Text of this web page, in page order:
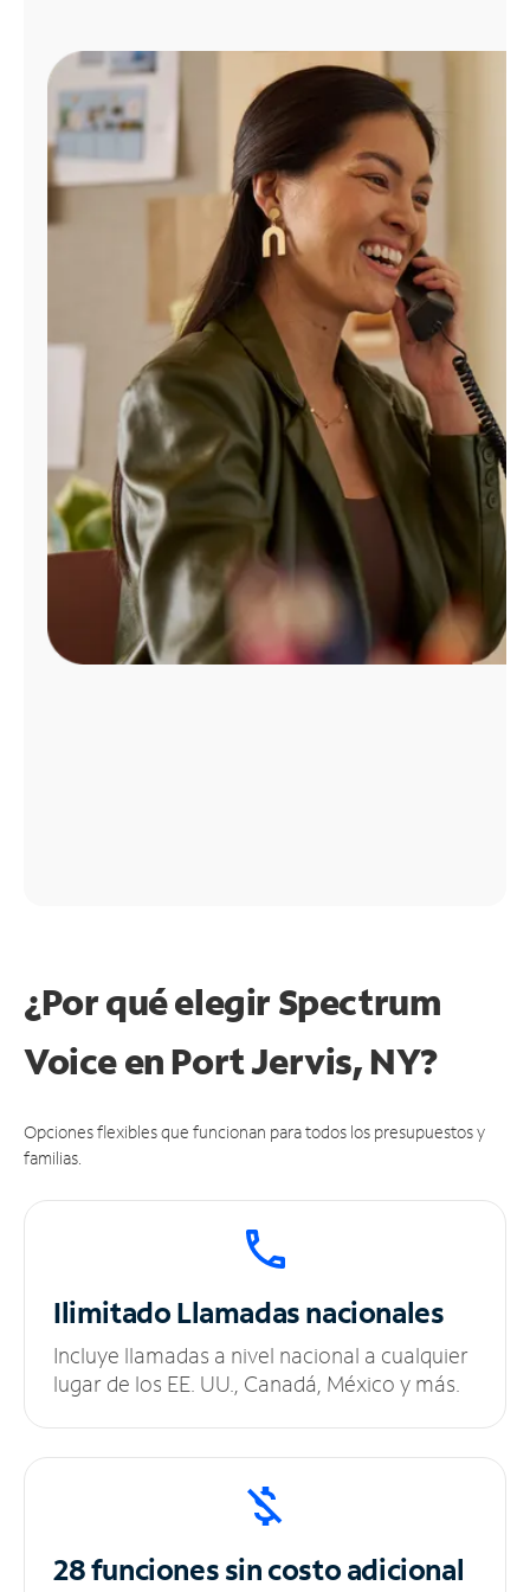
Administrar
cuenta
Encuentra
tienda
¿Por qué elegir Spectrum
Voice en Port Jervis, NY?
Opciones flexibles que funcionan para todos los presupuestos y
familias.
IlimitadoLlamadas nacionales
Incluye llamadas a nivel nacional a cualquier
lugar de los EE. UU., Canadá, México y más.
28 funciones sincosto adicional